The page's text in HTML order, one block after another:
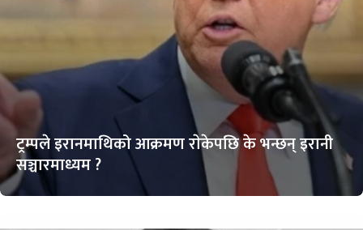
ट्रम्पले इरानमाथिको आक्रमण राेकेपछि के भन्छन् इरानी
सञ्चारमाध्यम ?